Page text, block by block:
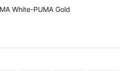
White-PUMA Gold
White-PUMA Gold
PUMA Black-PUMA Gold